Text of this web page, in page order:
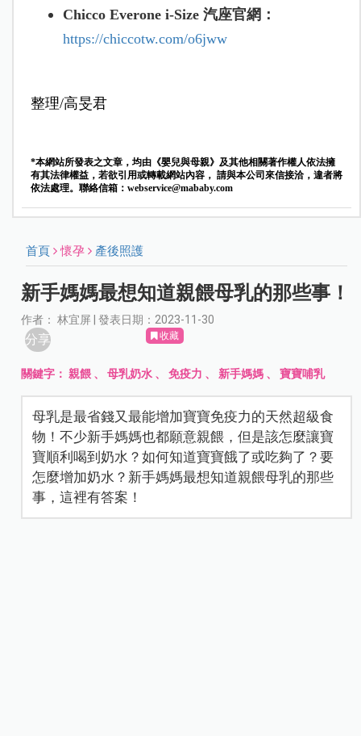
Chicco Everone i-Size 汽座官網：
https://chiccotw.com/o6jww
整理/高旻君
*本網站所發表之文章，均由《嬰兒與母親》及其他相關著作權人依法擁
有其法律權益，若欲引用或轉載網站內容， 請與本公司來信接洽，違者將
依法處理。聯絡信箱： webservice@mababy.com
首頁 懷孕 產後照護
新手媽媽最想知道親餵母乳的那些事！
作者： 林宜屏 | 發表日期：2023-11-30
分享 收藏
關鍵字：親餵 、母乳奶水 、免疫力 、新手媽媽 、寶寶哺乳
母乳是最省錢又最能增加寶寶免疫力的天然超級食
物！不少新手媽媽也都願意親餵，但是該怎麼讓寶
寶順利喝到奶水？如何知道寶寶餓了或吃夠了？要
怎麼增加奶水？新手媽媽最想知道親餵母乳的那些
事，這裡有答案！